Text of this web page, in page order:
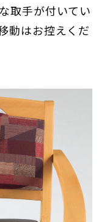
取手が付いてい
動はお控えくだ